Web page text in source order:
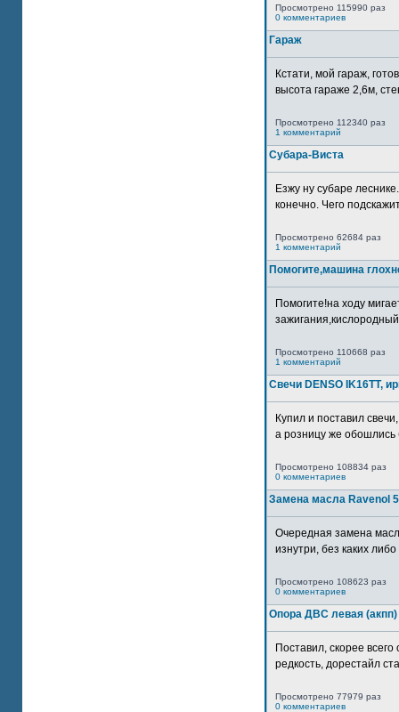
Просмотрено 115990 раз
0 комментариев
Гараж
Кстати, мой гараж,
высота гараже 2,6м,
Просмотрено 112340 раз
1 комментарий
Субара-Виста
Езжу ну субаре
конечно. Чего
Просмотрено 62684 раз
1 комментарий
Помогите,машина
Помогите!на ходу
Просмотрено 110668 раз
1 комментарий
Свечи DENSO IK16TT,
Купил и поставил
а розницу же обошлись
Просмотрено 108834 раз
0 комментариев
Замена масла Ravenol
Очередная замена
изнутри, без каких
Просмотрено 108623 раз
0 комментариев
Опора ДВС левая (акпп)
Поставил, скорее
редкость, дорестайл
Просмотрено 77979 раз
0 комментариев